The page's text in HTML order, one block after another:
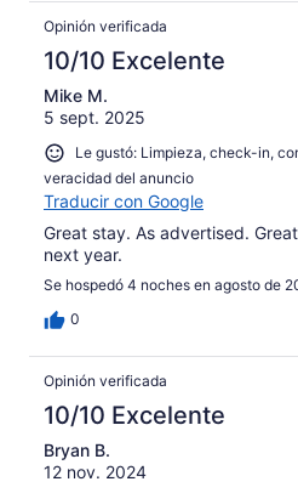
Opinión verificada
10/10 Excelente
Mike M.
5 sept. 2025
Le gustó: Limpieza, check-in,
veracidad del anuncio
Traducir con Google
Great stay. As advertised.
next year.
Se hospedó 4 noches en agosto de
0
Opinión verificada
10/10 Excelente
Bryan B.
12 nov. 2024